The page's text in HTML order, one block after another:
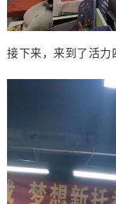
接下来，来到了活